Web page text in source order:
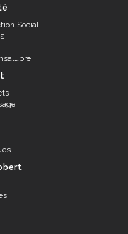
Social